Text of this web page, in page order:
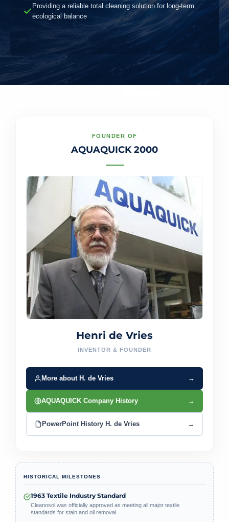
Providing a reliable total cleaning solution for long-term
ecological balance
FOUNDER OF
AQUAQUICK 2000
Henri de Vries
INVENTOR & FOUNDER
More about H. de Vries →
AQUAQUICK Company History →
PowerPoint History H. de Vries →
HISTORICAL MILESTONES
1963 Textile Industry Standard
Cleanosol was officially approved as meeting all major textile
standards for stain and oil removal.